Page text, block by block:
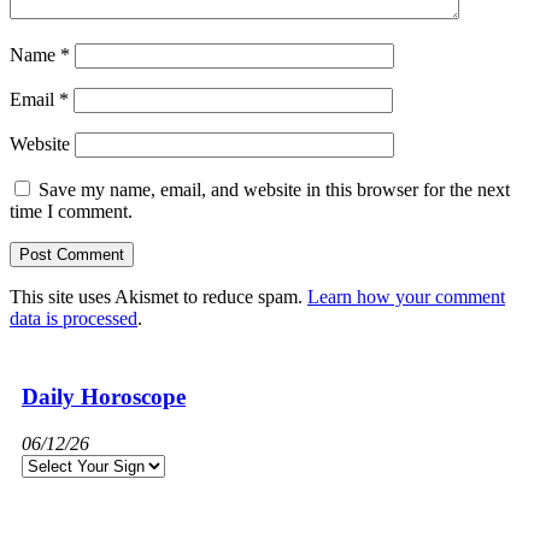
Name *
Email *
Website
Save my name, email, and website in this browser for the next
time I comment.
This site uses Akismet to reduce spam. Learn how your comment
data is processed.
Daily Horoscope
06/12/26